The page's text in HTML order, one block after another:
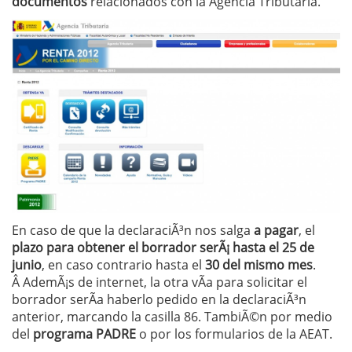
En caso de que la declaraciÃ³n nos salga a pagar, el
plazo para obtener el borrador serÃ¡ hasta el 25 de
junio, en caso contrario hasta el 30 del mismo mes.
Â AdemÃ¡s de internet, la otra vÃ­a para solicitar el
borrador serÃ­a haberlo pedido en la declaraciÃ³n
anterior, marcando la casilla 86. TambiÃ©n por medio
del programa PADRE o por los formularios de la AEAT.